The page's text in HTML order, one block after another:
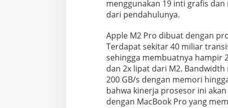
menggunakan 19 inti grafis
dari pendahulunya.
Apple M2 Pro dibuat dengan
Terdapat sekitar 40 miliar
sehingga membuatnya hampir
dan 2x lipat dari M2.
200 GB/s dengan memori
bahwa kinerja prosesor ini
dengan MacBook Pro yang